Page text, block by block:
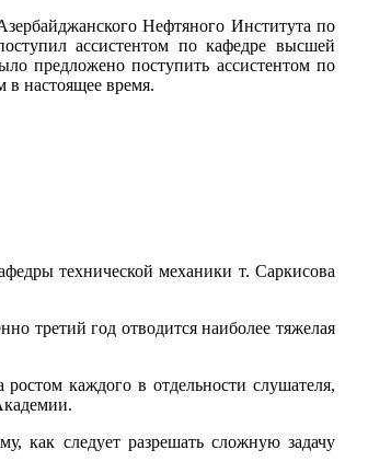
Нефтяного Института по
ассистентом по кафедре высшей
предложено поступить ассистентом по
в настоящее время.
технической механики т. Саркисова
третий год отводится наиболее тяжелая
каждого в отдельности слушателя,
как следует разрешать сложную задачу